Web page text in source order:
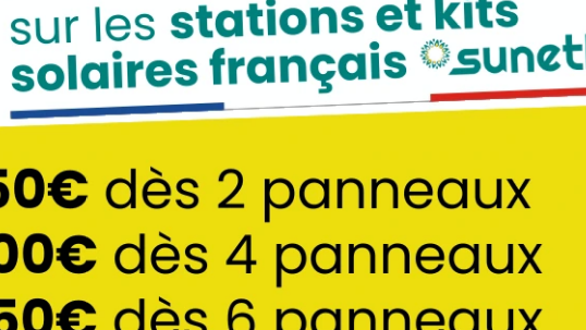
Installation
C4000 clé en
– Sungrow
SUNETHIC Installation
solaire 5kWc C5000 clé en
main – Sungrow